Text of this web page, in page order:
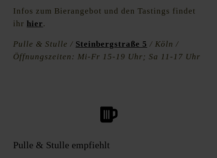
Infos zum Bierangebot und den Tastings findet
ihr hier.
Pulle & Stulle / Steinbergstraße 5 / Köln /
Öffnungszeiten: Mi-Fr 15-19 Uhr; Sa 11-17 Uhr
Pulle & Stulle empfiehlt